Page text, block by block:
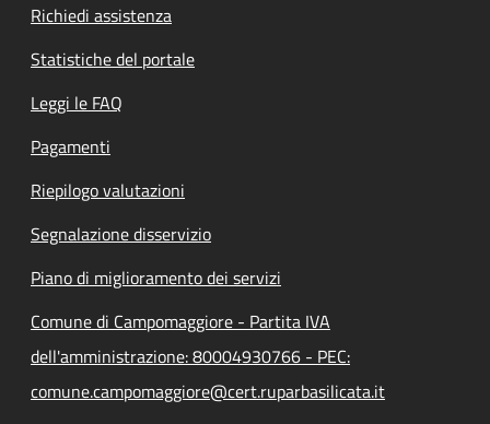
Richiedi assistenza
Statistiche del portale
Leggi le FAQ
Pagamenti
Riepilogo valutazioni
Segnalazione disservizio
Piano di miglioramento dei servizi
Comune di Campomaggiore - Partita IVA
dell'amministrazione: 80004930766 - PEC:
comune.campomaggiore@cert.ruparbasilicata.it